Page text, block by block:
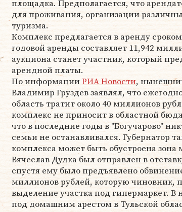
площадка. Предполагается, что
для проживания, организации
туризма.
Комплекс предлагается в аренду
годовой аренды составляет 11,942
аукциона станет участник, который
арендной платы.
По информацииРИА Новости,
Владимир Груздев заявлял, что
область тратит около 40 миллионов
комплекс не приносит в областной
что в последние годы в "Богучарово"
семьи не останавливался. Губернатор
комплекса может быть обустроена зона
Вячеслав Дудка был отправлен в
спустя ему было предъявлено
миллионов рублей, которую чиновник,
выделение участка под гипермаркет. В
под домашним арестом в Тульской